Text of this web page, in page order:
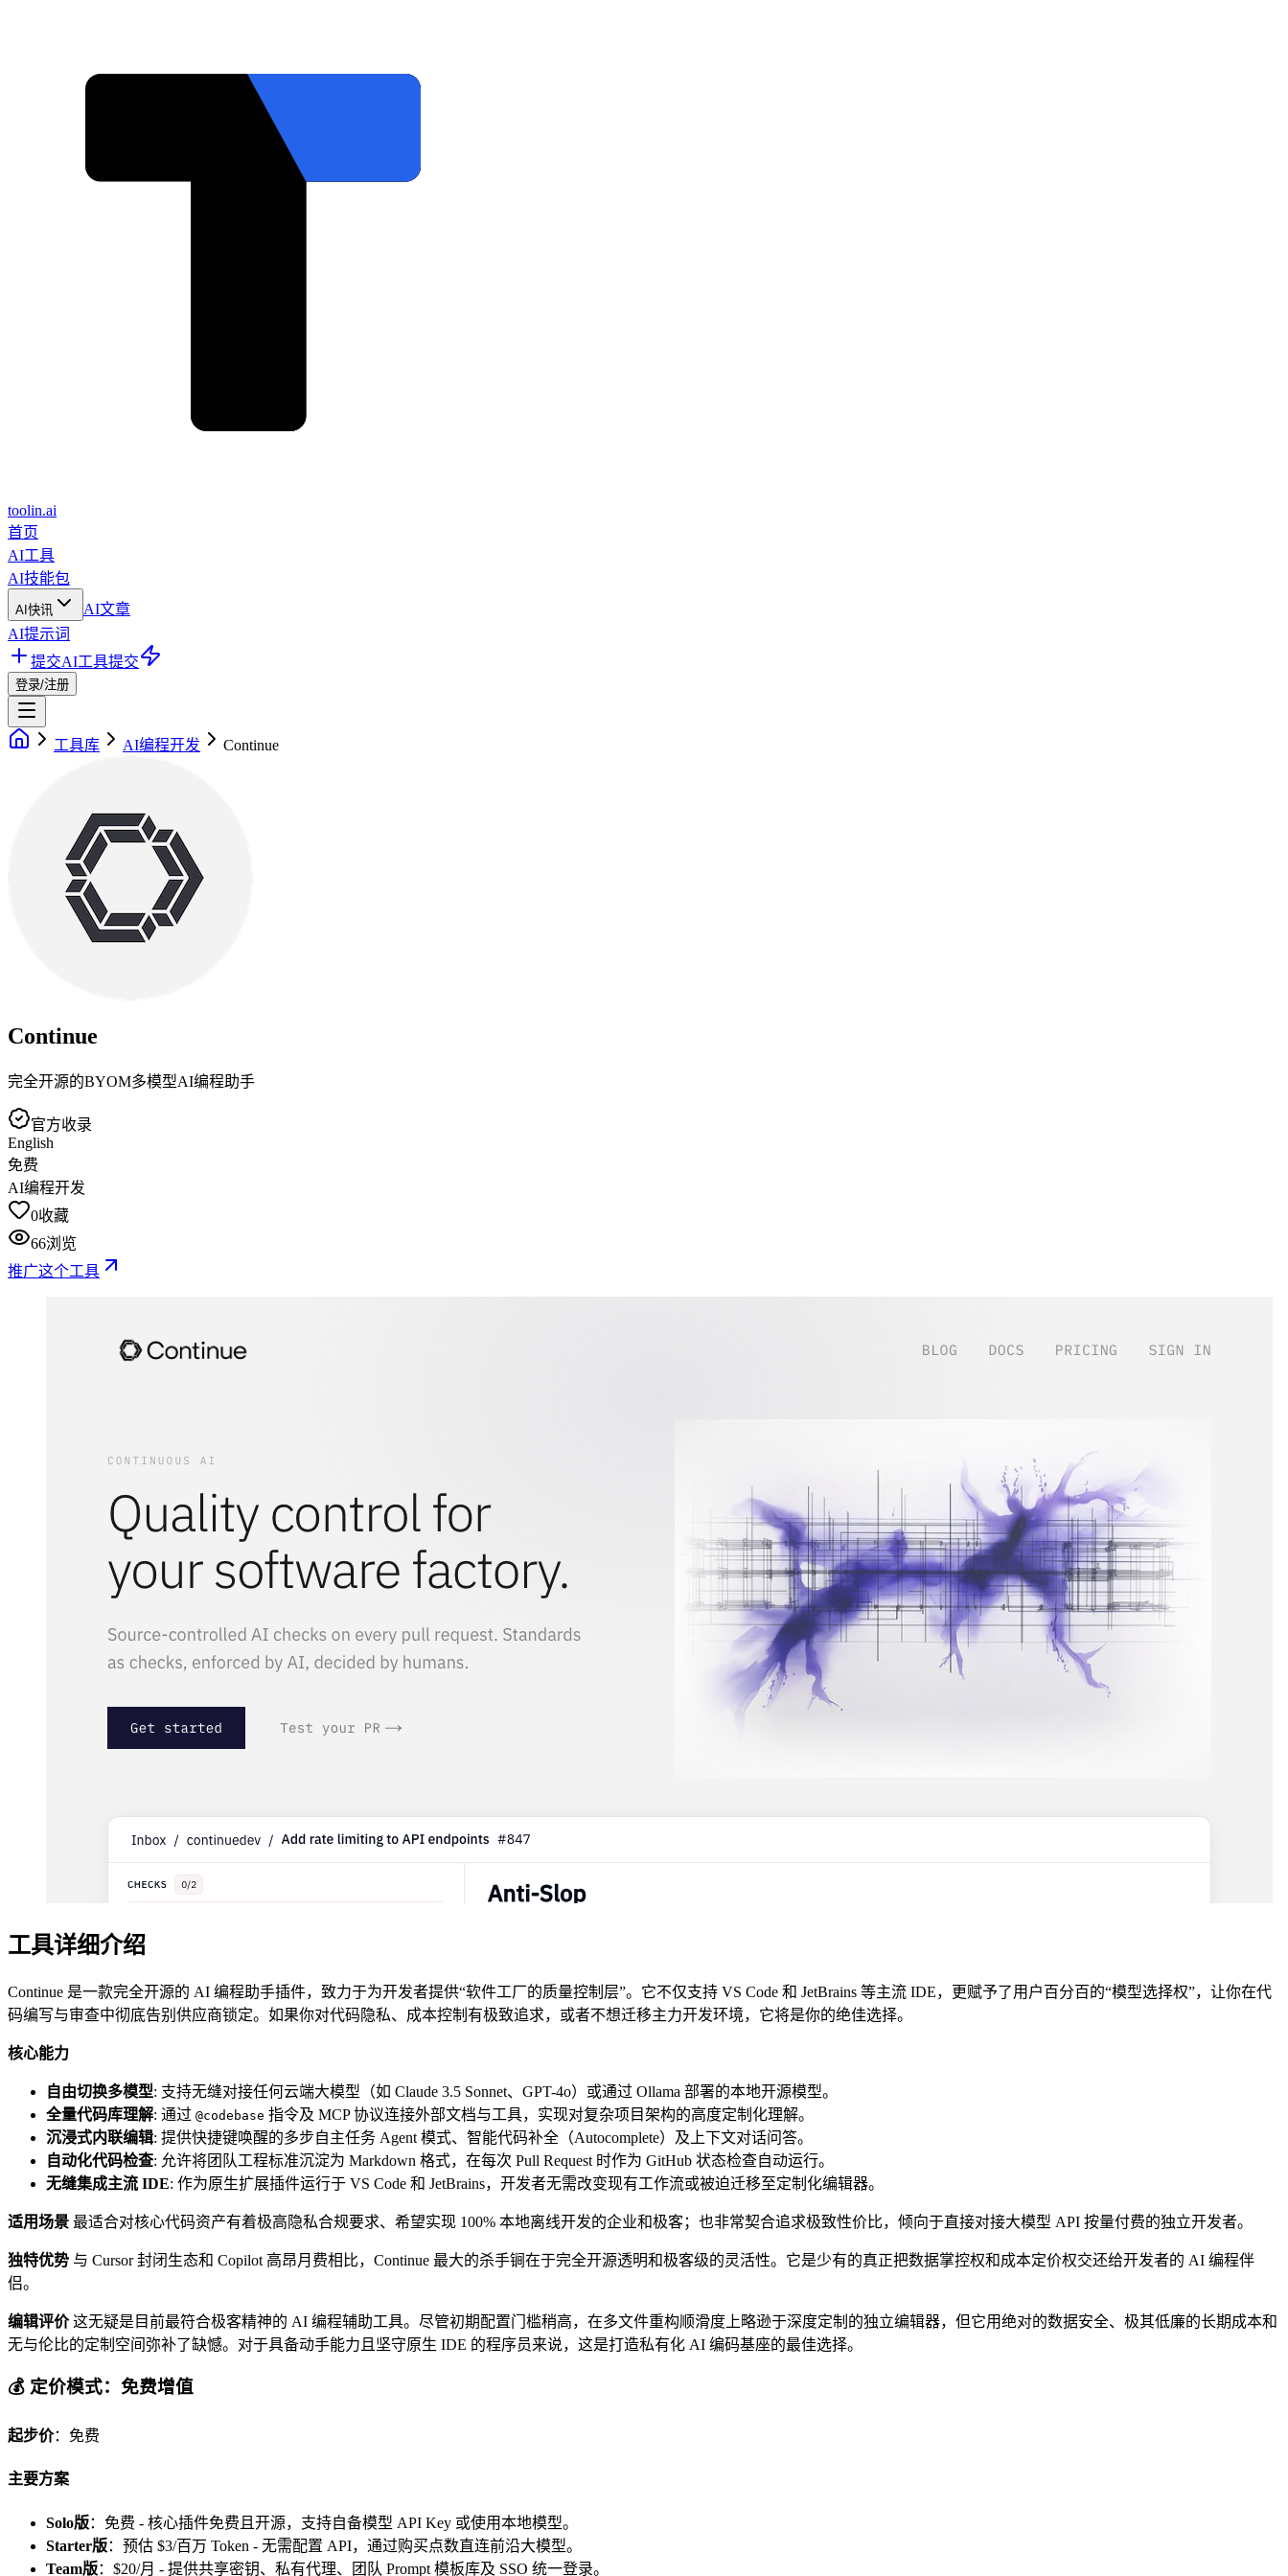
toolin.ai
首页
AI工具
AI技能包
AI快讯
AI文章
AI提示词
提交AI工具提交
登录/注册
工具库 AI编程开发 Continue
Continue
完全开源的BYOM多模型AI编程助手
官方收录
English
免费
AI编程开发
0收藏
66浏览
推广这个工具
工具详细介绍
Continue 是一款完全开源的 AI 编程助手插件，致力于为开发者提供“软件工厂的质量控制层”。它不仅支持 VS Code 和 JetBrains 等主流 IDE，更赋予了用户百分百的“模型选择权”，让你在代
码编写与审查中彻底告别供应商锁定。如果你对代码隐私、成本控制有极致追求，或者不想迁移主力开发环境，它将是你的绝佳选择。
核心能力
自由切换多模型: 支持无缝对接任何云端大模型（如 Claude 3.5 Sonnet、GPT-4o）或通过 Ollama 部署的本地开源模型。
全量代码库理解: 通过 @codebase 指令及 MCP 协议连接外部文档与工具，实现对复杂项目架构的高度定制化理解。
沉浸式内联编辑: 提供快捷键唤醒的多步自主任务 Agent 模式、智能代码补全（Autocomplete）及上下文对话问答。
自动化代码检查: 允许将团队工程标准沉淀为 Markdown 格式，在每次 Pull Request 时作为 GitHub 状态检查自动运行。
无缝集成主流 IDE: 作为原生扩展插件运行于 VS Code 和 JetBrains，开发者无需改变现有工作流或被迫迁移至定制化编辑器。
适用场景 最适合对核心代码资产有着极高隐私合规要求、希望实现 100% 本地离线开发的企业和极客；也非常契合追求极致性价比，倾向于直接对接大模型 API 按量付费的独立开发者。
独特优势 与 Cursor 封闭生态和 Copilot 高昂月费相比，Continue 最大的杀手锏在于完全开源透明和极客级的灵活性。它是少有的真正把数据掌控权和成本定价权交还给开发者的 AI 编程伴
侣。
编辑评价这无疑是目前最符合极客精神的 AI 编程辅助工具。尽管初期配置门槛稍高，在多文件重构顺滑度上略逊于深度定制的独立编辑器，但它用绝对的数据安全、极其低廉的长期成本和
无与伦比的定制空间弥补了缺憾。对于具备动手能力且坚守原生 IDE 的程序员来说，这是打造私有化 AI 编码基座的最佳选择。
💰 定价模式：免费增值
起步价：免费
主要方案
Solo版：免费 - 核心插件免费且开源，支持自备模型 API Key 或使用本地模型。
Starter版：预估 $3/百万 Token - 无需配置 API，通过购买点数直连前沿大模型。
Team版：$20/月 - 提供共享密钥、私有代理、团队 Prompt 模板库及 SSO 统一登录。